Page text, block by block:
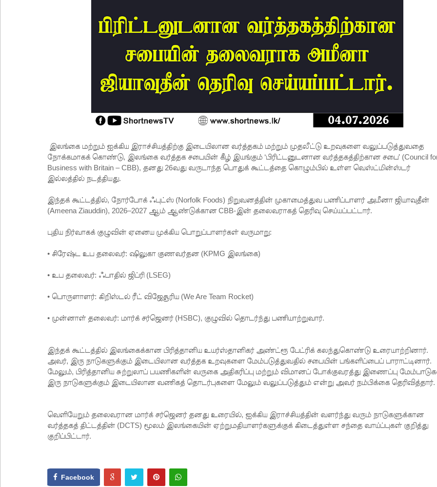
இலங்கை மற்றும் ஐக்கிய இராச்சியத்திற்கு இடையிலான வர்த்தகம் மற்றும் முதலீட்டு உறவுகளை வலுப்படுத்துவதை
நோக்கமாகக் கொண்டு, இலங்கை வர்த்தக சபையின் கீழ் இயங்கும் ‘பிரிட்டனுடனான வர்த்தகத்திற்கான சபை’ (Council
Business with Britain – CBB), தனது 26வது வருடாந்த பொதுக் கூட்டத்தை கொழும்பில் உள்ள வெஸ்ட்மின்ஸ்டர்
இல்லத்தில் நடத்தியது.
இந்தக் கூட்டத்தில், நோர்போக் ஃபுட்ஸ் (Norfolk Foods) நிறுவனத்தின் முகாமைத்துவ பணிப்பாளர் அமீனா ஜியாவுதீன்
(Ameena Ziauddin), 2026–2027 ஆம் ஆண்டுக்கான CBB-இன் தலைவராகத் தெரிவு செய்யப்பட்டார்.
புதிய நிர்வாகக் குழுவின் ஏனைய முக்கிய பொறுப்பாளர்கள் வருமாறு:
• சிரேஷ்ட உப தலைவர்: ஷிலுகா குணவர்தன (KPMG இலங்கை)
• உப தலைவர்: ஃபாதில் ஜிப்ரி (LSEG)
• பொருளாளர்: கிறிஸ்டல் ரீட் விஜேசூரிய (We Are Team Rocket)
• முன்னாள் தலைவர்: மார்க் சர்ஜெனர் (HSBC), குழுவில் தொடர்ந்து பணியாற்றுவார்.
இந்தக் கூட்டத்தில் இலங்கைக்கான பிரித்தானிய உயர்ஸ்தானிகர் அண்ட்ரூ பேட்ரிக் கலந்துகொண்டு உரையாற்றினார்.
அவர், இரு நாடுகளுக்கும் இடையிலான வர்த்தக உறவுகளை மேம்படுத்துவதில் சபையின் பங்களிப்பைப் பாராட்டினார்.
மேலும், பிரித்தானிய சுற்றுலாப் பயணிகளின் வருகை அதிகரிப்பு மற்றும் விமானப் போக்குவரத்து இணைப்பு
இரு நாடுகளுக்கும் இடையிலான வணிகத் தொடர்புகளை மேலும் வலுப்படுத்தும் என்று அவர் நம்பிக்கை தெரிவித்தார்.
வெளியேறும் தலைவரான மார்க் சர்ஜெனர் தனது உரையில், ஐக்கிய இராச்சியத்தின் வளர்ந்து வரும் நாடுகளுக்கான
வர்த்தகத் திட்டத்தின் (DCTS) மூலம் இலங்கையின் ஏற்றுமதியாளர்களுக்குக் கிடைத்துள்ள சந்தை வாய்ப்புகள் குறித்து
குறிப்பிட்டார்.
Facebook